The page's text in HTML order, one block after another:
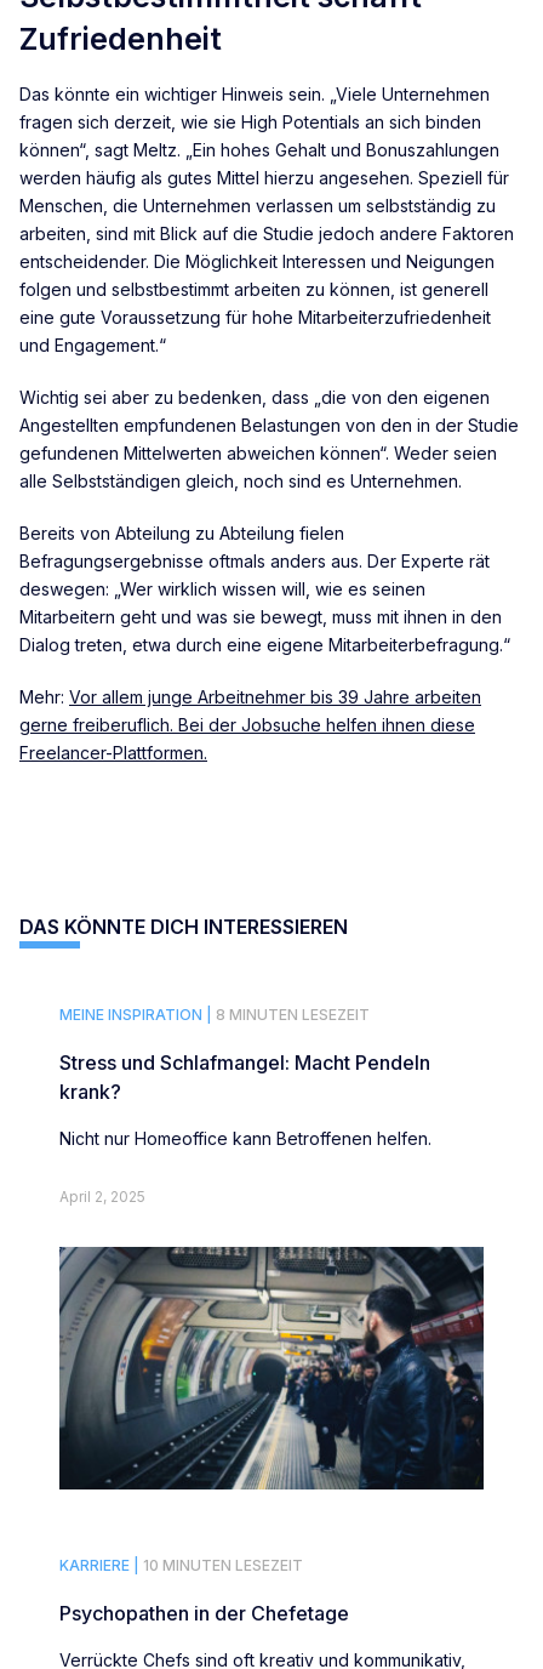
Zufriedenheit
Das könnte ein wichtiger Hinweis sein. „Viele Unternehmen
fragen sich derzeit, wie sie High Potentials an sich binden
können“, sagt Meltz. „Ein hohes Gehalt und Bonuszahlungen
werden häufig als gutes Mittel hierzu angesehen. Speziell für
Menschen, die Unternehmen verlassen um selbstständig zu
arbeiten, sind mit Blick auf die Studie jedoch andere Faktoren
entscheidender. Die Möglichkeit Interessen und Neigungen
folgen und selbstbestimmt arbeiten zu können, ist generell
eine gute Voraussetzung für hohe Mitarbeiterzufriedenheit
und Engagement.“
Wichtig sei aber zu bedenken, dass „die von den eigenen
Angestellten empfundenen Belastungen von den in der Studie
gefundenen Mittelwerten abweichen können“. Weder seien
alle Selbstständigen gleich, noch sind es Unternehmen.
Bereits von Abteilung zu Abteilung fielen
Befragungsergebnisse oftmals anders aus. Der Experte rät
deswegen: „Wer wirklich wissen will, wie es seinen
Mitarbeitern geht und was sie bewegt, muss mit ihnen in den
Dialog treten, etwa durch eine eigene Mitarbeiterbefragung.“
Mehr: Vor allem junge Arbeitnehmer bis 39 Jahre arbeiten
gerne freiberuflich. Bei der Jobsuche helfen ihnen diese
Freelancer-Plattformen.
DAS KÖNNTE DICH INTERESSIEREN
MEINE INSPIRATION | 8 MINUTEN LESEZEIT
Stress und Schlafmangel: Macht Pendeln
krank?
Nicht nur Homeoffice kann Betroffenen helfen.
April 2, 2025
KARRIERE | 10 MINUTEN LESEZEIT
Psychopathen in der Chefetage
Verrückte Chefs sind oft kreativ und kommunikativ,